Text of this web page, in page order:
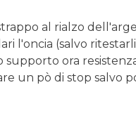
al rialzo
l'oncia (salvo
supporto ora
un pò di stop salvo